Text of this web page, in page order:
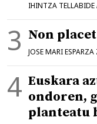
IHINTZA TELLABIDE
Non
JOSE MARI
Euskara
ondoren,
planteatu